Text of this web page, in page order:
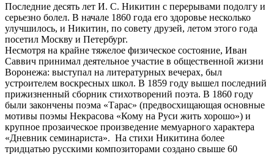
Последние десять лет И. С. Никитин с перерывами подолгу и
серьезно болел. В начале 1860 года его здоровье несколько
улучшилось, и Никитин, по совету друзей, летом этого года
посетил Москву и Петербург.
Несмотря на крайне тяжелое физическое состояние, Иван
Саввич принимал деятельное участие в общественной жизни
Воронежа: выступал на литературных вечерах, был
устроителем воскресных школ. В 1859 году вышел последний
прижизненный сборник стихотворений поэта. В 1860 году
были закончены поэма «Тарас» (предвосхищающая основные
мотивы поэмы Некрасова «Кому на Руси жить хорошо») и
крупное прозаическое произведение мемуарного характера
«Дневник семинариста». На стихи Никитина более
тридцатью русскими композиторами создано свыше 60